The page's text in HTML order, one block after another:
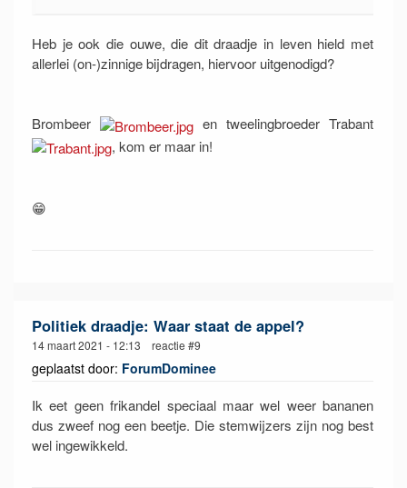
Heb je ook die ouwe, die dit draadje in leven hield met
allerlei (on-)zinnige bijdragen, hiervoor uitgenodigd?
Brombeer
en tweelingbroeder Trabant
, kom er maar in!
😁
Politiek draadje: Waar staat de appel?
14 maart 2021 - 12:13 reactie #9
geplaatst door: ForumDominee
Ik eet geen frikandel speciaal maar wel weer bananen
dus zweef nog een beetje. Die stemwijzers zijn nog best
wel ingewikkeld.